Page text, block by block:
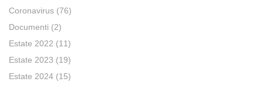
Coronavirus (76)
Documenti (2)
Estate 2022 (11)
Estate 2023 (19)
Estate 2024 (15)